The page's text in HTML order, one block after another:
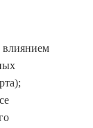
влиянием